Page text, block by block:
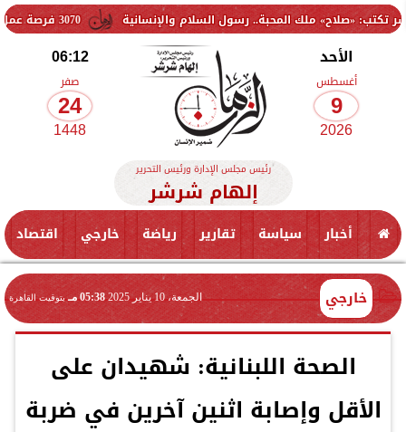
3070 فرصة عمل جديدة بالقطاع الخاص.. وظائف برواتب تصل إلى 9500 جنيه ملك المحبة.. رسول السلام والإنسانية
الأحد
أغسطس
9
2026
06:12
صفر
24
1448
رئيس مجلس الإدارة ورئيس التحرير
إلهام شرشر
أخبار سياسة تقارير رياضة خارجي اقتصاد
خارجي الجمعة، 10 يناير 2025 05:38 مـ بتوقيت القاهرة
الصحة اللبنانية: شهيدان على
الأقل وإصابة اثنين آخرين في ضربة